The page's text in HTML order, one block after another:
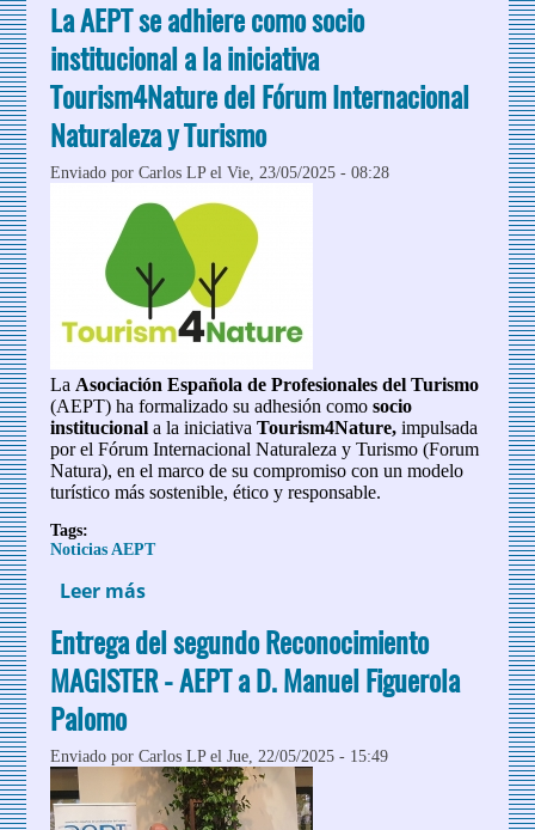
2025
La AEPT se adhiere como socio
institucional a la iniciativa
Tourism4Nature del Fórum Internacional
Naturaleza y Turismo
Enviado porCarlos LPel Vie, 23/05/2025 - 08:28
La Asociación Española de Profesionales del Turismo
(AEPT) ha formalizado su adhesión comosocio
institucional a la iniciativaTourism4Nature, impulsada
por el Fórum Internacional Naturaleza y Turismo (Forum
Natura), en el marco de su compromiso con un modelo
turístico más sostenible, ético y responsable.
Tags:
Noticias AEPT
Leer más
Tourism4Nature del Fórum
Internacional Naturaleza y Turismo
Entrega del segundo Reconocimiento
MAGISTER - AEPT a D. Manuel Figuerola
Palomo
Enviado porCarlos LPel Jue, 22/05/2025 - 15:49